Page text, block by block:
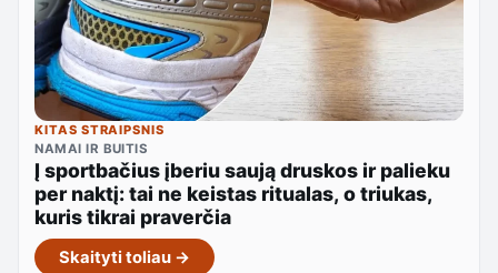
KITAS STRAIPSNIS
NAMAI IR BUITIS
Į sportbačius įberiu saują druskos ir palieku
per naktį: tai ne keistas ritualas, o triukas,
kuris tikrai praverčia
Skaityti toliau →